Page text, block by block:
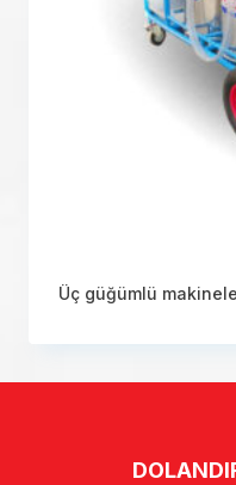
Üç güğümlü